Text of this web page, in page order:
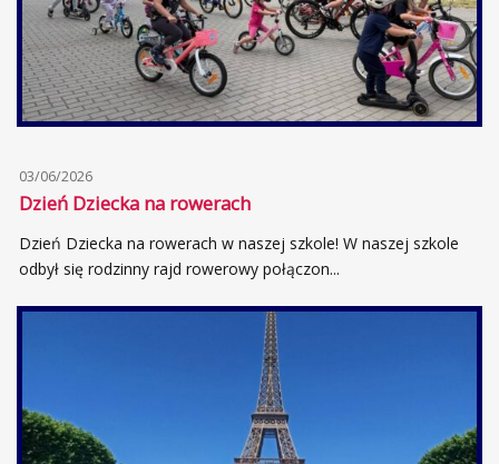
03/06/2026
Dzień Dziecka na rowerach
Dzień Dziecka na rowerach w naszej szkole! W naszej szkole
odbył się rodzinny rajd rowerowy połączon...